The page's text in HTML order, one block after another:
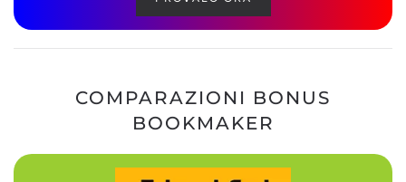
COMPARAZIONI BONUS
BOOKMAKER